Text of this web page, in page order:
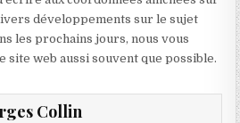
développements sur le sujet
les prochains jours, nous vous
site web aussi souvent que possible.
Collin